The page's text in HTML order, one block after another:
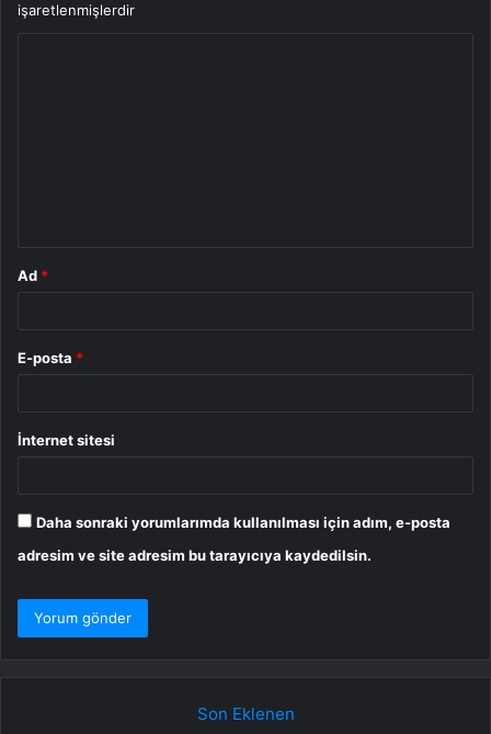
işaretlenmişlerdir
Ad *
E-posta *
İnternet sitesi
Daha sonraki yorumlarımda kullanılması için adım, e-posta
adresim ve site adresim bu tarayıcıya kaydedilsin.
Son Eklenen